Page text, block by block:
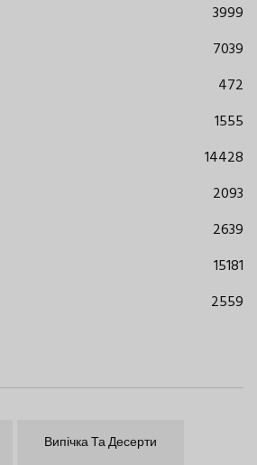
3999
7039
472
1555
14428
2093
2639
15181
2559
Випічка Та Десерти